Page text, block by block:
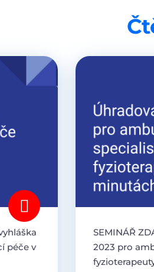
péče v
SEMINÁŘ
2023 pro